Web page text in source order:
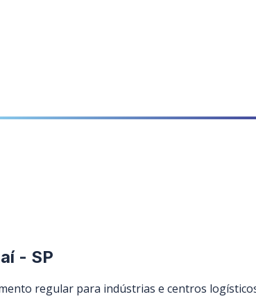
- SP
regular para indústrias e centros